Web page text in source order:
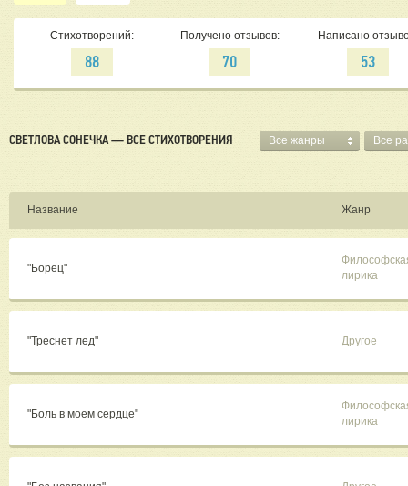
Стихотворений:
88
Получено отзывов:
70
Написано
53
СВЕТЛОВА СОНЕЧКА — ВСЕ СТИХОТВОРЕНИЯ Все жанры Все
Название Жанр
"Борец"
лирика
"Треснет лед" Другое
"Боль в моем сердце"
лирика